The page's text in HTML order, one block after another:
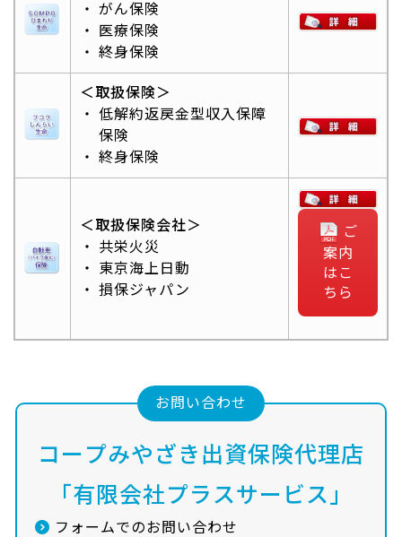
がん保険
医療保険
終身保険
＜取扱保険＞
低解約返戻金型収入保障
保険
終身保険
＜取扱保険会社＞
共栄火災
東京海上日動
損保ジャパン
ご
案内
はこ
ちら
お問い合わせ
コープみやざき出資保険代理店
「有限会社プラスサービス」
フォームでのお問い合わせ